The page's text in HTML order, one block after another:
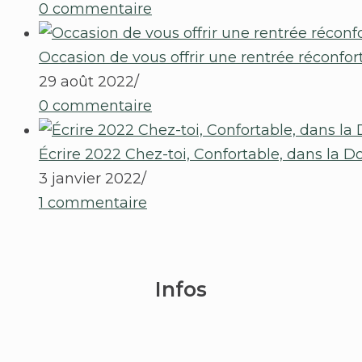
0 commentaire
Occasion de vous offrir une rentrée
29 août 2022/
0 commentaire
Écrire 2022 Chez-toi, Confortable, dans la
3 janvier 2022/
1 commentaire
Infos